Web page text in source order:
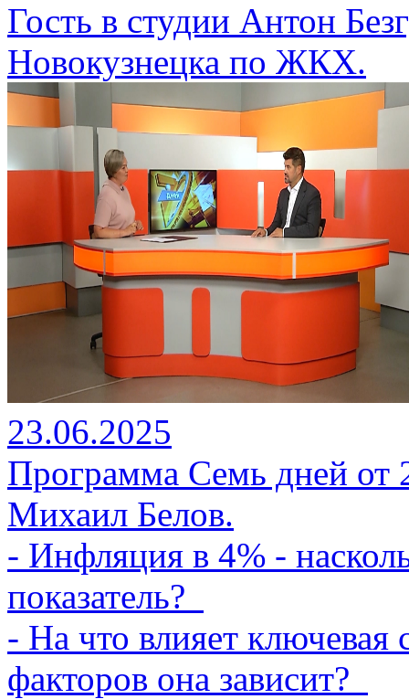
Гость в студии Антон
Новокузнецка по ЖКХ.
23.06.2025
Программа Семь дней от
Михаил Белов.
- Инфляция в 4% -
показатель?
- На что влияет ключевая
факторов она зависит?